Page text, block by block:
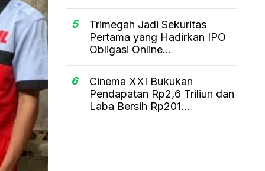
5
Trimegah Jadi Sekuritas
Pertama yang Hadirkan IPO
Obligasi Online...
6
Cinema XXI Bukukan
Pendapatan Rp2,6 Triliun dan
Laba Bersih Rp201...